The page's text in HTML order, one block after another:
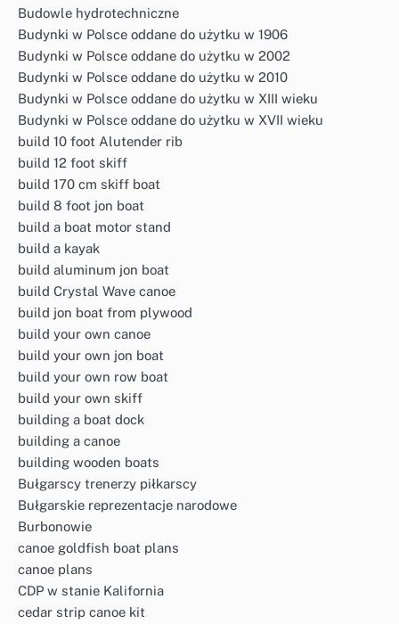
Budowle hydrotechniczne
Budynki w Polsce oddane do użytku w 1906
Budynki w Polsce oddane do użytku w 2002
Budynki w Polsce oddane do użytku w 2010
Budynki w Polsce oddane do użytku w XIII wieku
Budynki w Polsce oddane do użytku w XVII wieku
build 10 foot Alutender rib
build 12 foot skiff
build 170 cm skiff boat
build 8 foot jon boat
build a boat motor stand
build a kayak
build aluminum jon boat
build Crystal Wave canoe
build jon boat from plywood
build your own canoe
build your own jon boat
build your own row boat
build your own skiff
building a boat dock
building a canoe
building wooden boats
Bułgarscy trenerzy piłkarscy
Bułgarskie reprezentacje narodowe
Burbonowie
canoe goldfish boat plans
canoe plans
CDP w stanie Kalifornia
cedar strip canoe kit